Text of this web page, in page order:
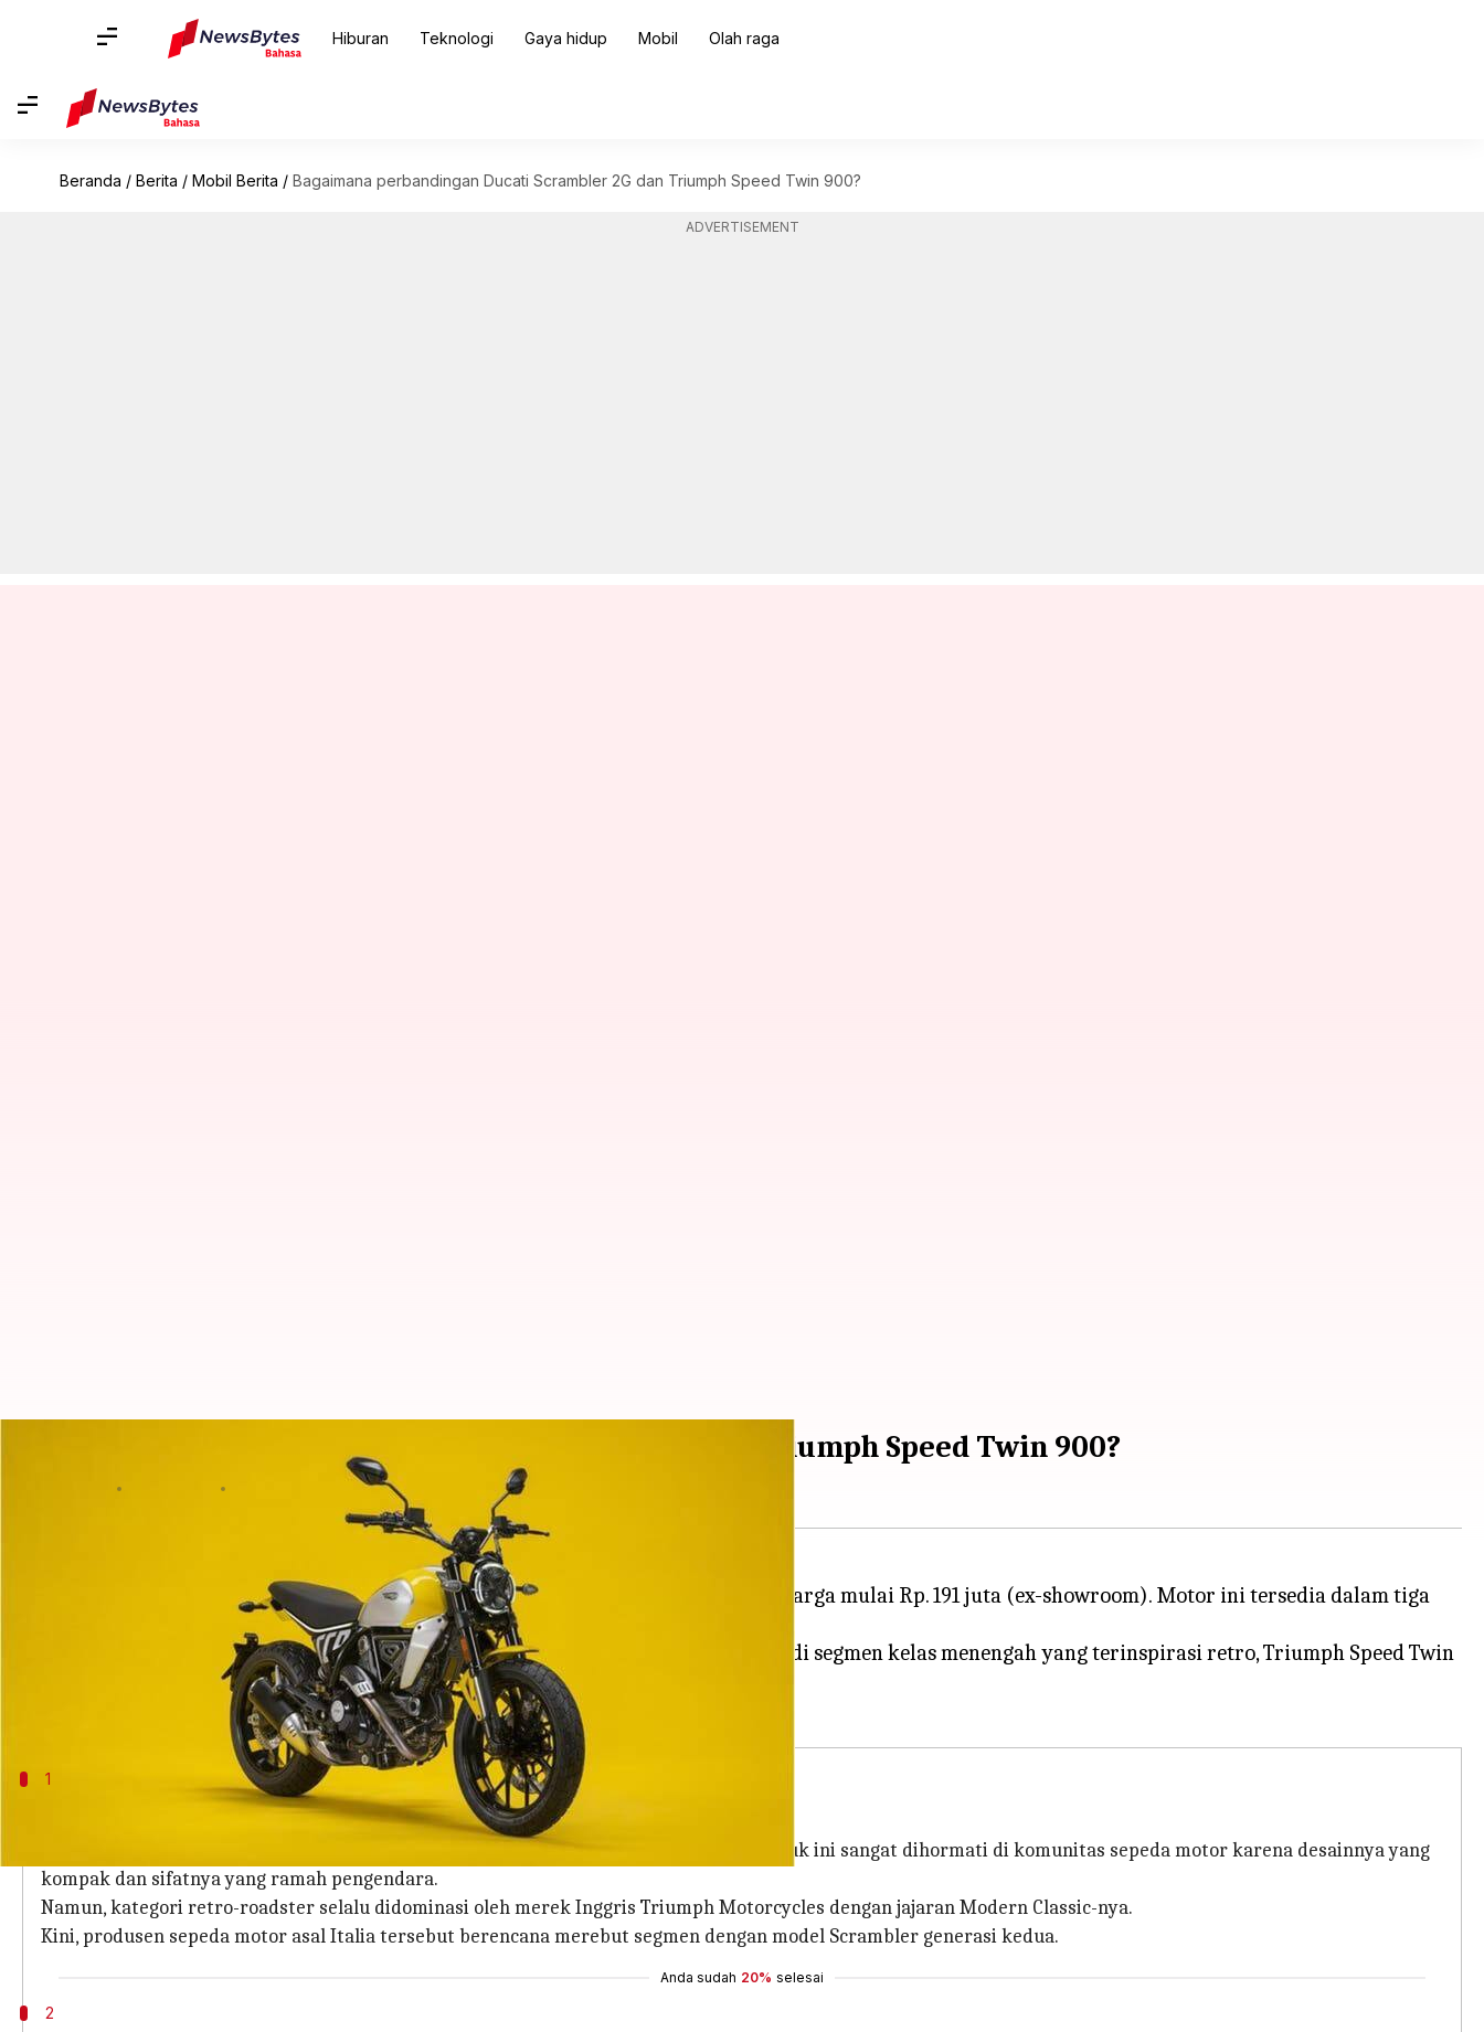
Hiburan Teknologi Gaya hidup Mobil Olah raga
Beranda / Berita / Mobil Berita / Bagaimana perbandingan Ducati Scrambler 2G dan Triumph Speed ​​Twin 900?
ADVERTISEMENT
Bagaimana perbandingan Ducati Scrambler 2G dan Triumph Speed ​​Twin 900?
Ducati telah memperkenalkan jajaran Scrambler generasi kedua di India dengan harga mulai Rp. 191 juta (ex-showroom). Motor ini tersedia dalam tiga
varian: Icon, Nightshift, dan Full Throttle.
Pada titik harga tersebut, motor ini ditujukan untuk mengalahkan juara bertahan di segmen kelas menengah yang terinspirasi retro, Triumph Speed ​​Twin
1
Mengapa artikel ini penting?
Jajaran Scrambler dari Ducati telah populer sejak diperkenalkan pada tahun 2015. Produk ini sangat dihormati di komunitas sepeda motor karena desainnya yang
kompak dan sifatnya yang ramah pengendara.
Namun, kategori retro-roadster selalu didominasi oleh merek Inggris Triumph Motorcycles dengan jajaran Modern Classic-nya.
Kini, produsen sepeda motor asal Italia tersebut berencana merebut segmen dengan model Scrambler generasi kedua.
Anda sudah 20% selesai
2